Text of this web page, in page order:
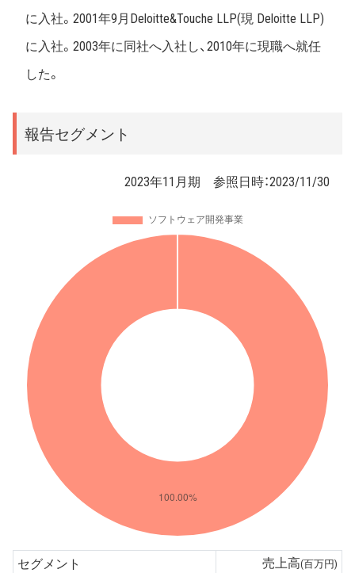
6.当社では法令に定める監査等委員である取締役の員数を欠
くことになる場合に備え、あらかじめ補欠の監査等委員であ
る取締役1名を選任しております。補欠の監査等委員である取
締役の略歴は次のとおりであります。 氏名 生年月日 略歴 所
有株式数(千株) 大 屋 哲 1954年4月28日生 1978年4月 麒麟麦酒
2019年8月 企業法務・企業コンプライアンス アドバイザー(現
に入社。2001年9月Deloitte&Touche LLP(現 Deloitte LLP)
に入社。2003年に同社へ入社し、2010年に現職へ就任
した。
報告セグメント
2023年11月期 参照日時：2023/11/30
セグメント 売上高(百万円)